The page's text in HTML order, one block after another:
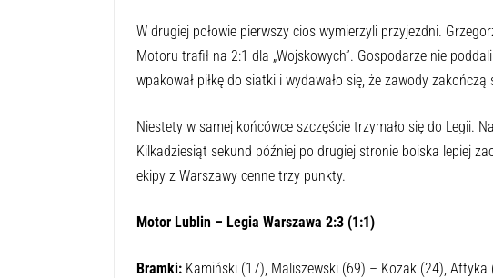
W drugiej połowie pierwszy cios wymierzyli przyjezdni.
Motoru trafił na 2:1 dla „Wojskowych”. Gospodarze nie
wpakował piłkę do siatki i wydawało się, że zawody zakończą
Niestety w samej końcówce szczęście trzymało się do Legii.
Kilkadziesiąt sekund później po drugiej stronie boiska lepiej
ekipy z Warszawy cenne trzy punkty.
Motor Lublin – Legia Warszawa 2:3 (1:1)
Bramki:Kamiński (17), Maliszewski (69) – Kozak (24), Aftyka